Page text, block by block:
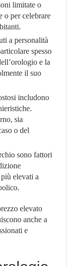
limitate o
o per celebrare
a personalità
spesso
e la
il suo
includono
sia
o del
sono fattori
elevati a
elevato
anche a
e